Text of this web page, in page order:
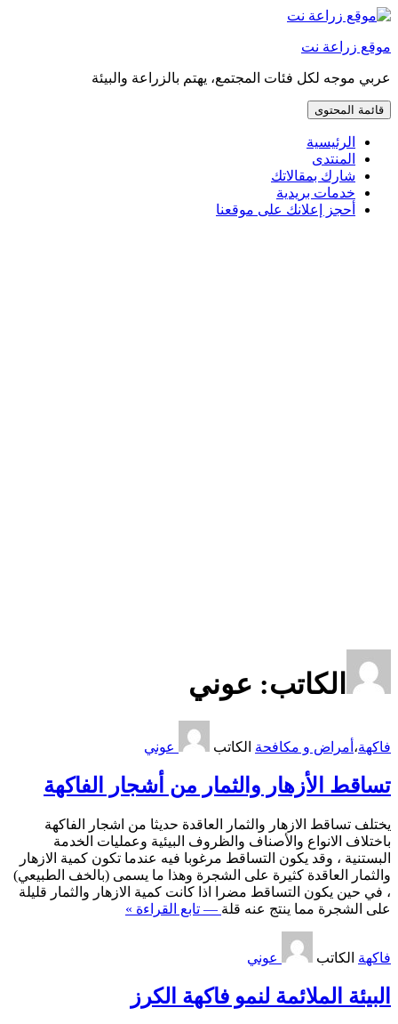
إذهب
إلى
موقع زراعة نت
عربي موجه لكل فئات المجتمع، يهتم بالزراعة والبيئة
قائمة المحتوى
الرئيسية
المنتدى
شارك بمقالاتك
خدمات بريدية
أحجز إعلانك على موقعنا
الكاتب: عوني
فاكهة، أمراض و مكافحة الكاتب عوني
تساقط الأزهار والثمار من أشجار الفاكهة
يختلف تساقط الازهار والثمار العاقدة حديثا من اشجار الفاكهة
باختلاف الانواع والأصناف والظروف البيئية وعمليات الخدمة
البستنية ، وقد يكون التساقط مرغوبا فيه عندما تكون كمية الازهار
والثمار العاقدة كثيرة على الشجرة وهذا ما يسمى (بالخف الطبيعي)
، في حين يكون التساقط مضرا اذا كانت كمية الازهار والثمار قليلة
على الشجرة مما ينتج عنه قلة — تابع القراءة »
فاكهة الكاتب عوني
البيئة الملائمة لنمو فاكهة الكرز